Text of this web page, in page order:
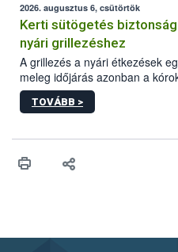
érésű szőlőkben is legyen
védekezésre. Az Oroganic
felhasználók számára is
engedélyezett.
2026. augusztus 6, csütörtök
Kerti sütögetés
nyári grillezéshez
A grillezés a nyári étkezések
meleg időjárás azonban a
gyorsabb szaporodásának is
ezért nem csupán a megfelelő
higiéniai szabályok betartása,
biztonsági Hivatal (Nébih)
TOVÁBB >